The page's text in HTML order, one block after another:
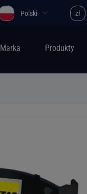
Polski zł
Marka Produkty